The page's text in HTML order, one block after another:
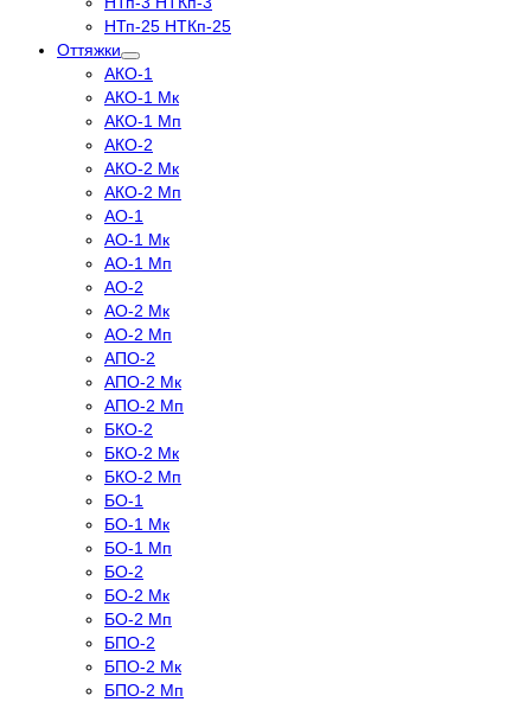
НТп-25 НТКп-25
Оттяжки
АКО-1
АКО-1 Мк
АКО-1 Мп
АКО-2
АКО-2 Мк
АКО-2 Мп
АО-1
АО-1 Мк
АО-1 Мп
АО-2
АО-2 Мк
АО-2 Мп
АПО-2
АПО-2 Мк
АПО-2 Мп
БКО-2
БКО-2 Мк
БКО-2 Мп
БО-1
БО-1 Мк
БО-1 Мп
БО-2
БО-2 Мк
БО-2 Мп
БПО-2
БПО-2 Мк
БПО-2 Мп